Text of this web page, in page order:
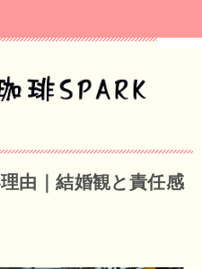
由｜結婚観と責任感